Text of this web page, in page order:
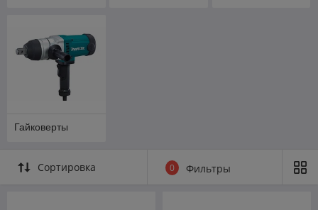
Гайковерты
Сортировка 0 Фильтры